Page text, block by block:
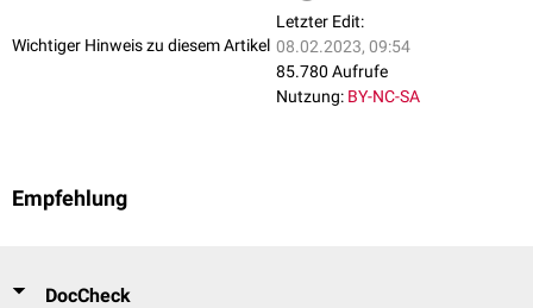
Wichtiger Hinweis zu diesem Artikel
Letzter Edit:
08.02.2023, 09:54
85.780 Aufrufe
Nutzung: BY-NC-SA
Empfehlung
DocCheck